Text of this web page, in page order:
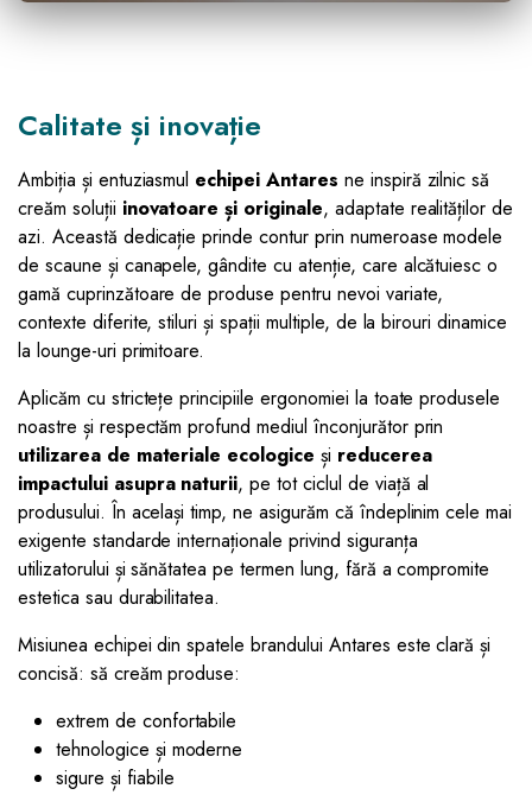
Calitate și inovație
Ambiția și entuziasmul echipei Antares ne inspiră zilnic să
creăm soluții inovatoare și originale, adaptate realităților de
azi. Această dedicație prinde contur prin numeroase modele
de scaune și canapele, gândite cu atenție, care alcătuiesc o
gamă cuprinzătoare de produse pentru nevoi variate,
contexte diferite, stiluri și spații multiple, de la birouri dinamice
la lounge-uri primitoare.
Aplicăm cu strictețe principiile ergonomiei la toate produsele
noastre și respectăm profund mediul înconjurător prin
utilizarea de materiale ecologice și reducerea
impactului asupra naturii, pe tot ciclul de viață al
produsului. În același timp, ne asigurăm că îndeplinim cele mai
exigente standarde internaționale privind siguranța
utilizatorului și sănătatea pe termen lung, fără a compromite
estetica sau durabilitatea.
Misiunea echipei din spatele brandului Antares este clară și
concisă: să creăm produse:
extrem de confortabile
tehnologice și moderne
sigure și fiabile